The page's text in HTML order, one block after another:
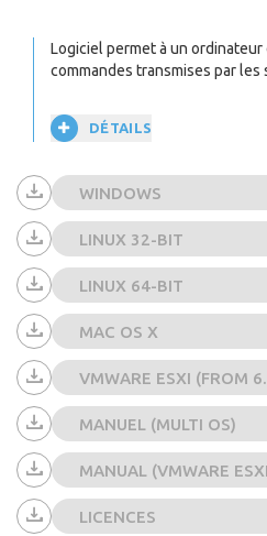
Logiciel permet à un
commandes transmises par les
DÉTAILS
WINDOWS
LINUX 32-BIT
LINUX 64-BIT
MAC OS X
VMWARE ESXI (FROM
MANUEL (MULTI OS)
MANUAL (VMWARE
LICENCES